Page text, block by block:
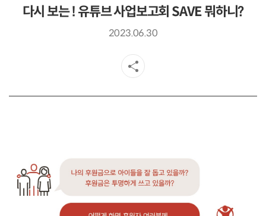
다시 보는 ! 유튜브 사업보고회 SAVE 뭐하니?
2023.06.30